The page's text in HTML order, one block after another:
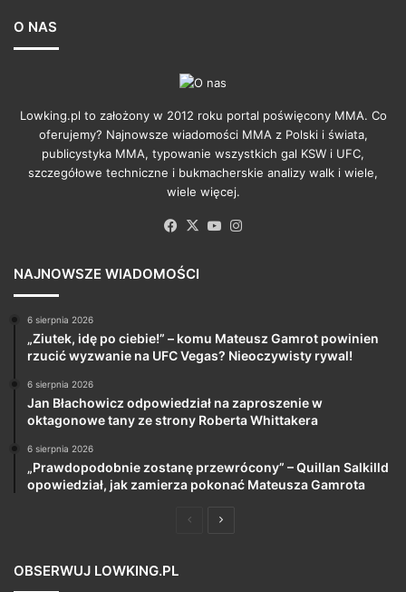
O NAS
Lowking.pl to założony w 2012 roku portal poświęcony MMA. Co
oferujemy? Najnowsze wiadomości MMA z Polski i świata,
publicystyka MMA, typowanie wszystkich gal KSW i UFC,
szczegółowe techniczne i bukmacherskie analizy walk i wiele,
wiele więcej.
Facebook
X YouTube
NAJNOWSZE WIADOMOŚCI
6 sierpnia 2026
„Ziutek, idę po ciebie!” – komu Mateusz Gamrot powinien
rzucić wyzwanie na UFC Vegas? Nieoczywisty rywal!
6 sierpnia 2026
Jan Błachowicz odpowiedział na zaproszenie w
oktagonowe tany ze strony Roberta Whittakera
6 sierpnia 2026
„Prawdopodobnie zostanę przewrócony” – Quillan Salkilld
opowiedział, jak zamierza pokonać Mateusza Gamrota
PoprzedniaNastępna
OBSERWUJ LOWKING.PL